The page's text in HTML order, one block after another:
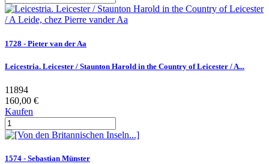
1728 - Pieter van der Aa
Leicestria. Leicester / Staunton Harold in the Country of Leicester / A...
11894
160,00 €
Kaufen
1574 - Sebastian Münster